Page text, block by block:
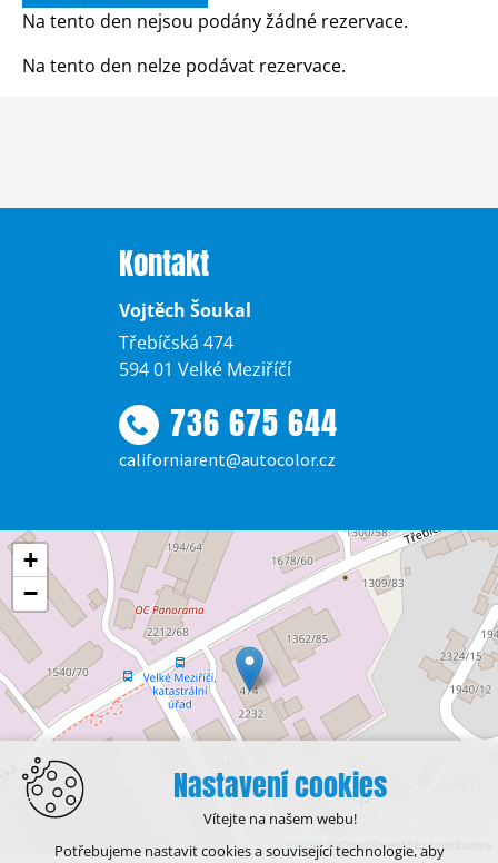
Na tento den nejsou podány žádné rezervace.
Na tento den nelze podávat rezervace.
Kontakt
Vojtěch Šoukal
Třebíčská 474
594 01 Velké Meziříčí
736 675 644
californiarent@autocolor.cz
+
−
Leaflet | © OpenStreetMap contributors
Nastavení cookies
Vítejte na našem webu!
Potřebujeme nastavit cookies a související technologie, aby